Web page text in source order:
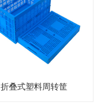
折叠式塑料周转筐